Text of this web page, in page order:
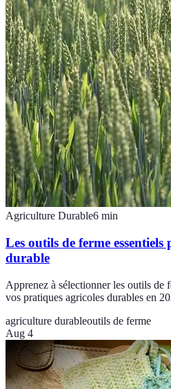
Agriculture Durable6 min
Les outils de ferme
durable
Apprenez à sélectionner les outils de
vos pratiques agricoles durables en
agriculture durableoutils de ferme
Aug 4